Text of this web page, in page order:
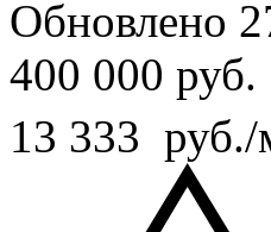
Обновлено
400 000 руб.
13 333